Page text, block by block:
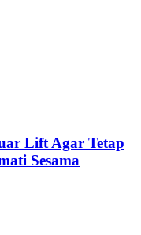
Lift Agar Tetap
Sesama